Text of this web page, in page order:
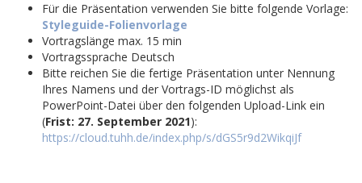
Für die Präsentation verwenden Sie bitte folgende Vorlage:
Styleguide-Folienvorlage
Vortragslänge max. 15 min
Vortragssprache Deutsch
Bitte reichen Sie die fertige Präsentation unter Nennung
Ihres Namens und der Vortrags-ID möglichst als
PowerPoint-Datei über den folgenden Upload-Link ein
(Frist: 27. September 2021):
https://cloud.tuhh.de/index.php/s/dGS5r9d2WikqiJf